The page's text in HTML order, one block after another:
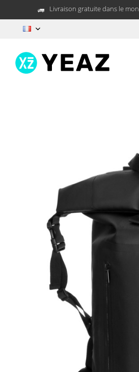
Livraison gratuite dans le